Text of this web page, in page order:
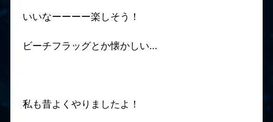
いいなーーーー楽しそう！
ビーチフラッグとか懐かしい…
私も昔よくやりましたよ！